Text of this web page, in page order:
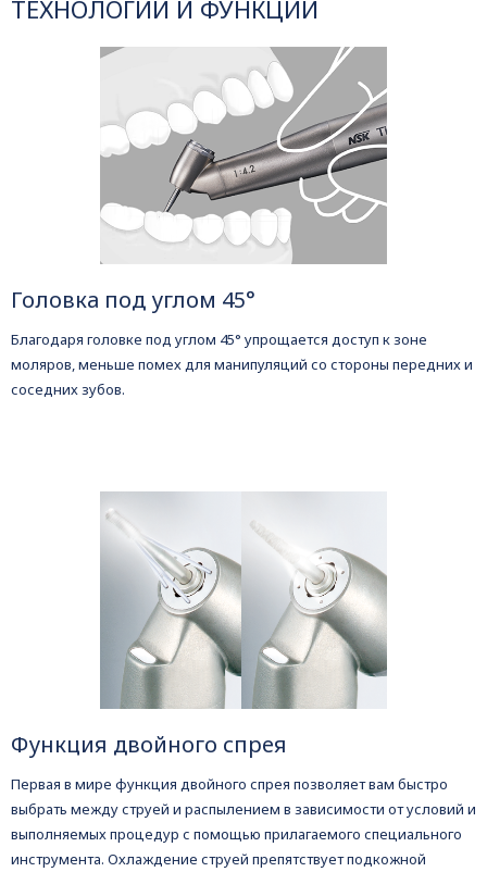
ТЕХНОЛОГИИ И ФУНКЦИИ
Головка под углом 45°
Благодаря головке под углом 45° упрощается доступ к зоне
моляров, меньше помех для манипуляций со стороны передних и
соседних зубов.
Функция двойного спрея
Первая в мире функция двойного спрея позволяет вам быстро
выбрать между струей и распылением в зависимости от условий и
выполняемых процедур с помощью прилагаемого специального
инструмента. Охлаждение струей препятствует подкожной